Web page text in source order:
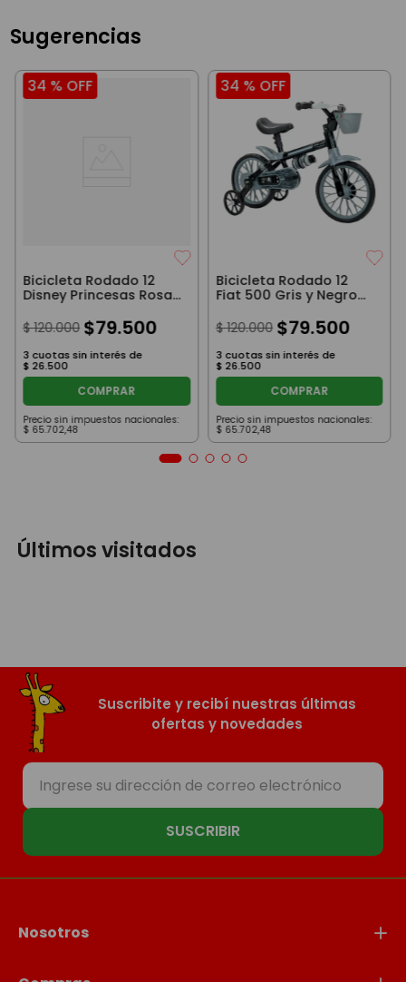
Sugerencias
34 % OFF
Bicicleta Rodado 12
Disney Princesas Rosa
con Rueditas, Canasto
y Cantimplora
$ 120.000 $79.500
3 cuotas sin interés de
$ 26.500
COMPRAR
Precio sin impuestos nacionales:
$ 65.702,48
34 % OFF
Bicicleta Rodado 12
Fiat 500 Gris y Negro
con Rueditas, Canasto
y Cantimplora
$ 120.000 $79.500
3 cuotas sin interés de
$ 26.500
COMPRAR
Precio sin impuestos nacionales:
$ 65.702,48
Últimos visitados
Suscribite y recibí nuestras últimas
ofertas y novedades
SUSCRIBIR
Nosotros